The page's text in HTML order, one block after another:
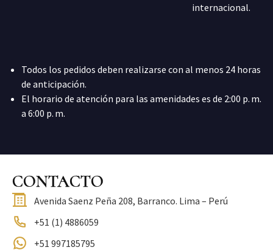
internacional.
Todos los pedidos deben realizarse con al menos 24 horas
de anticipación.
El horario de atención para las amenidades es de 2:00 p. m.
a 6:00 p. m.
CONTACTO
Avenida Saenz Peña 208, Barranco. Lima – Perú
+51 (1) 4886059
+51 997185795